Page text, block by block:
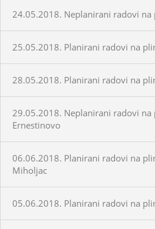
24.05.2018. Neplanirani radovi
25.05.2018. Planirani radovi na
28.05.2018. Planirani radovi na
29.05.2018. Neplanirani radovi
Ernestinovo
06.06.2018. Planirani radovi na
Miholjac
05.06.2018. Planirani radovi na